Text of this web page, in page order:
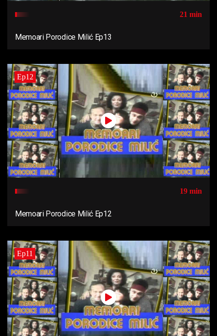
21 min
Memoari Porodice Milić Ep13
Ep12
19 min
Memoari Porodice Milić Ep12
Ep11